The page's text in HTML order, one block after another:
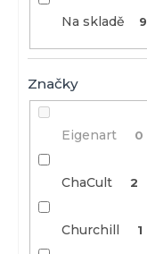
Na skladě 9
Značky
Eigenart 0
ChaCult 2
Churchill 1